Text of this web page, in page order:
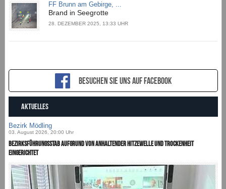
FF Brunn am Gebirge, ...
Brand in Seegrotte
28. DEZEMBER 2025, 13:33 UHR
Besuchen sie uns auf Facebook
AKTUELLES
Bezirk Mödling
03. August 2026, 20:00 Uhr
Bezirksführungsstab aufgrund von anhaltender Hitzewelle und Trockenheit
eingerichtet